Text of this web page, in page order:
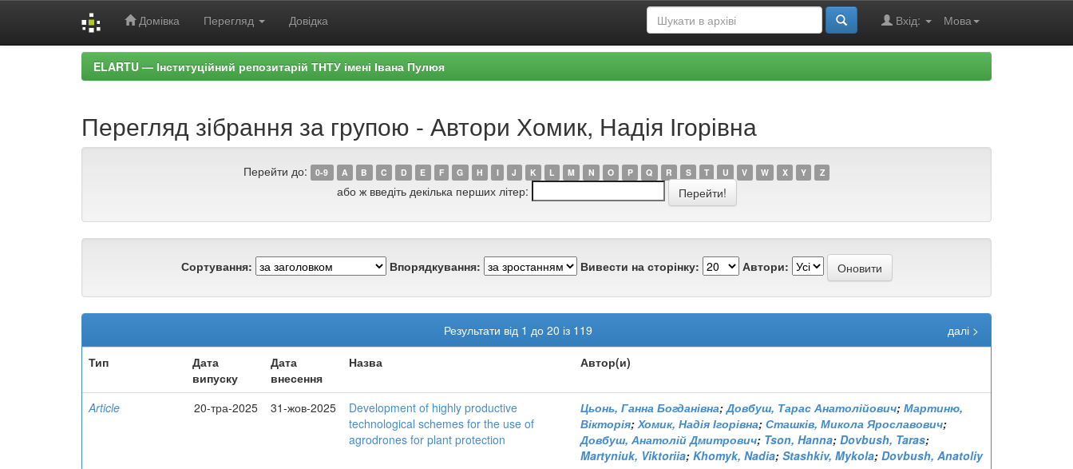
Домівка Перегляд Довідка Мова
Вхід:
ELARTU — Інституційний репозитарій ТНТУ імені Івана Пулюя
Перегляд зібрання за групою - Автори Хомик, Надія Ігорівна
Перейти до: 0-9 A B C D E F G H I J K L M N O P Q R S T U V W X Y Z
або ж введіть декілька перших літер:
Сортування: Впорядкування: Вивести на сторінку: Автори:
Результати від 1 до 20 із 119
далі >
Тип
Дата
випуску
Дата
внесення
Назва Автор(и)
Article 20-тра-2025 31-жов-2025
Development of highly productive
technological schemes for the use of
agrodrones for plant protection
Цьонь, Ганна Богданівна;Довбуш, Тарас Анатолійович; Мартиню,
Вікторія;Хомик, Надія Ігорівна; Сташків, Микола Ярославович;
Довбуш, Анатолій Дмитрович; Tson, Hanna; Dovbush, Taras;
Martyniuk, Viktoriia; Khomyk, Nadia; Stashkiv, Mykola; Dovbush, Anatoliy